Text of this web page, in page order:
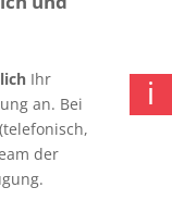
Ihr
an. Bei
der
ℹ